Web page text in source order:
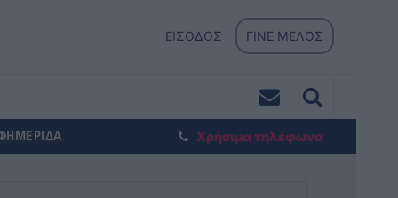
ΕΙΣΟΔΟΣ ΓΙΝΕ ΜΕΛΟΣ
Χρήσιμα τηλέφωνα